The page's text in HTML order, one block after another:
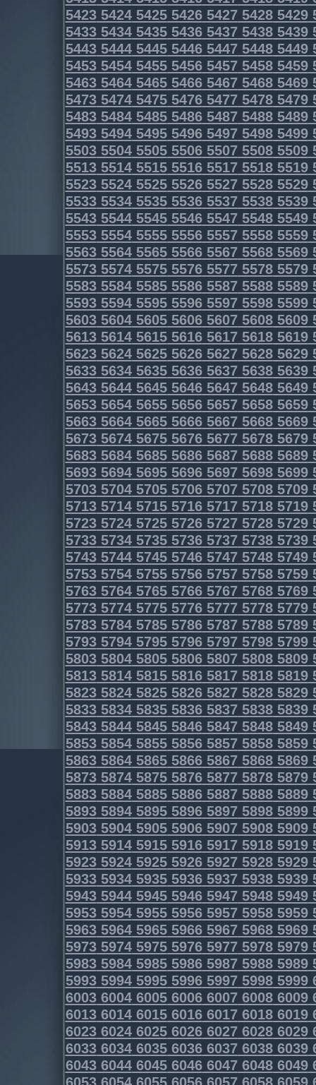
5423542454255426542754285429
5433543454355436543754385439
5443544454455446544754485449
5453545454555456545754585459
5463546454655466546754685469
5473547454755476547754785479
5483548454855486548754885489
5493549454955496549754985499
5503550455055506550755085509
5513551455155516551755185519
5523552455255526552755285529
5533553455355536553755385539
5543554455455546554755485549
5553555455555556555755585559
5563556455655566556755685569
5573557455755576557755785579
5583558455855586558755885589
5593559455955596559755985599
5603560456055606560756085609
5613561456155616561756185619
5623562456255626562756285629
5633563456355636563756385639
5643564456455646564756485649
5653565456555656565756585659
5663566456655666566756685669
5673567456755676567756785679
5683568456855686568756885689
5693569456955696569756985699
5703570457055706570757085709
5713571457155716571757185719
5723572457255726572757285729
5733573457355736573757385739
5743574457455746574757485749
5753575457555756575757585759
5763576457655766576757685769
5773577457755776577757785779
5783578457855786578757885789
5793579457955796579757985799
5803580458055806580758085809
5813581458155816581758185819
5823582458255826582758285829
5833583458355836583758385839
5843584458455846584758485849
5853585458555856585758585859
5863586458655866586758685869
5873587458755876587758785879
5883588458855886588758885889
5893589458955896589758985899
5903590459055906590759085909
5913591459155916591759185919
5923592459255926592759285929
5933593459355936593759385939
5943594459455946594759485949
5953595459555956595759585959
5963596459655966596759685969
5973597459755976597759785979
5983598459855986598759885989
5993599459955996599759985999
6003600460056006600760086009
6013601460156016601760186019
6023602460256026602760286029
6033603460356036603760386039
6043604460456046604760486049